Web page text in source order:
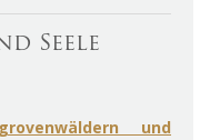
Seele
und